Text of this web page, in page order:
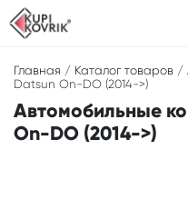
Главная / Каталог товаров /
Datsun On-DO (2014->)
Автомобильные
On-DO (2014->)